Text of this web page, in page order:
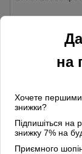
на
Хочете першими
знижки?
Підпишіться на
знижку 7% на
Приємного